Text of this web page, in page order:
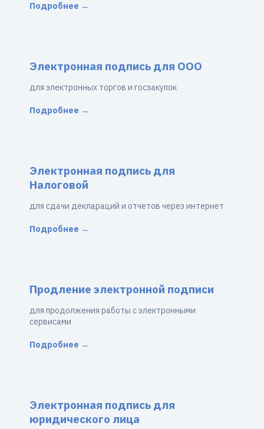
Подробнее →
Электронная подпись для ООО
для электронных торгов и госзакупок
Подробнее →
Электронная подпись для
Налоговой
для сдачи деклараций и отчетов через интернет
Подробнее →
Продление электронной подписи
для продолжения работы с электронными
сервисами
Подробнее →
Электронная подпись для
юридического лица